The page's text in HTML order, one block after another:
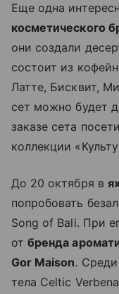
Еще одна
косметического
они создали
состоит из
Латте, Бисквит,
сет можно будет
заказе сета
коллекции
До 20 октября в
попробовать
Song of Bali. При
отбренда
Gor Maison.
тела Celtic